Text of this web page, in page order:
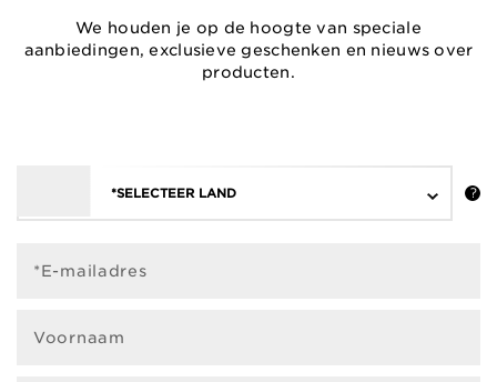
We houden je op de hoogte van speciale
aanbiedingen, exclusieve geschenken en nieuws over
producten.
*SELECTEER LAND
*E-mailadres
Voornaam